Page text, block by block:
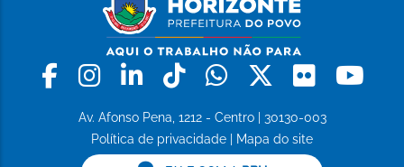
Facebook
Instagram
LinkedinTiktokWhatsapp
X Flickr
Av. Afonso Pena, 1212 - Centro | 30130-003
Política de privacidade
Mapa do site